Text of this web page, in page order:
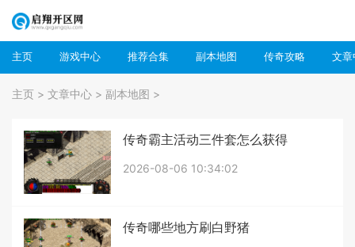
主页 游戏中心 推荐合集 副本地图 传奇攻略 文章
主页 > 文章中心 > 副本地图 >
传奇霸主活动三件套怎么获得
2026-08-06 10:34:02
传奇哪些地方刷白野猪